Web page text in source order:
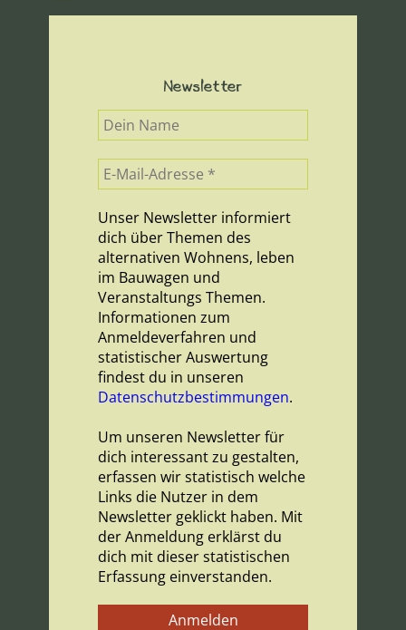
Newsletter
Unser Newsletter informiert
dich über Themen des
alternativen Wohnens, leben
im Bauwagen und
Veranstaltungs Themen.
Informationen zum
Anmeldeverfahren und
statistischer Auswertung
findest du in unseren
Datenschutzbestimmungen.
Um unseren Newsletter für
dich interessant zu gestalten,
erfassen wir statistisch welche
Links die Nutzer in dem
Newsletter geklickt haben. Mit
der Anmeldung erklärst du
dich mit dieser statistischen
Erfassung einverstanden.